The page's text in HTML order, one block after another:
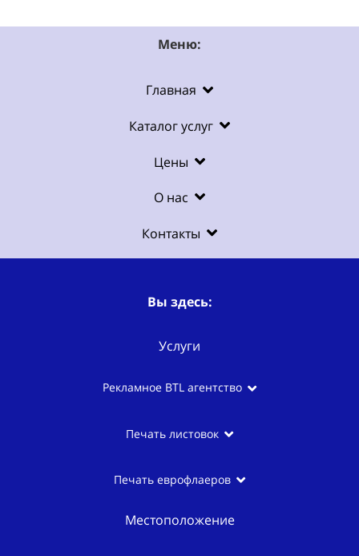
Меню:
Главная
Каталог услуг
Цены
О нас
Контакты
Вы здесь:
Услуги
Рекламное BTL агентство
Печать листовок
Печать еврофлаеров
Местоположение